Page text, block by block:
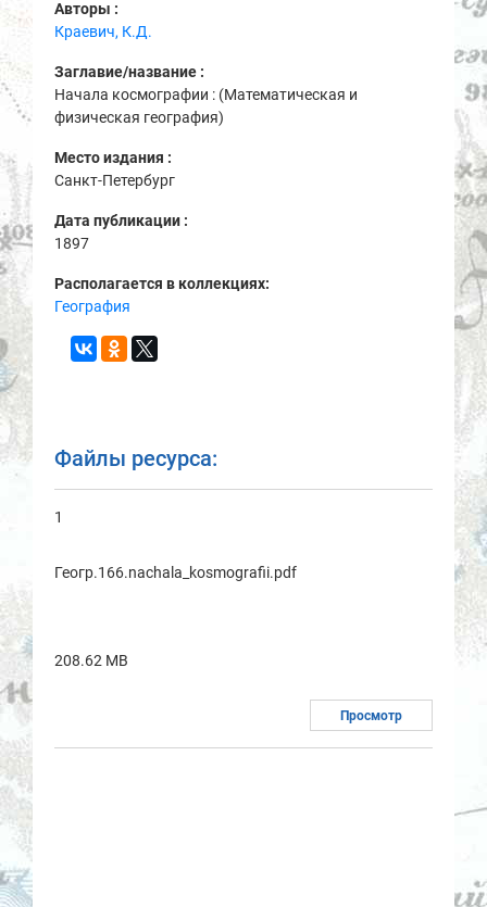
Авторы :
Краевич, К.Д.
Заглавие/название :
Начала космографии : (Математическая и
физическая география)
Место издания :
Санкт-Петербург
Дата публикации :
1897
Располагается в коллекциях:
География
Файлы ресурса:
1
Геогр.166.nachala_kosmografii.pdf
208.62 MB
Просмотр